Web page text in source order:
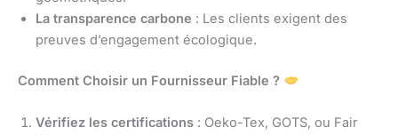
La transparence carbone : Les clients exigent des
preuves d’engagement écologique.
Comment Choisir un Fournisseur Fiable ?
Vérifiez les certifications : Oeko-Tex, GOTS, ou Fair